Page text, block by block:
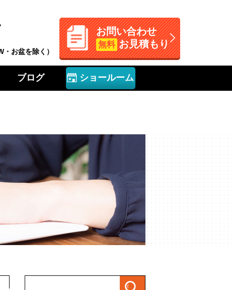
お盆を除く）
お問い合わせ
無料 お見積もり
ブログ ショールーム